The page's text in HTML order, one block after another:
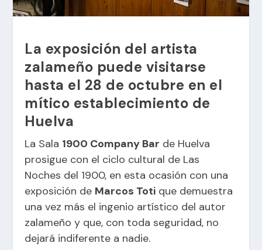
La exposición del artista
zalameño puede visitarse
hasta el 28 de octubre en el
mítico establecimiento de
Huelva
La Sala 1900 Company Bar de Huelva
prosigue con el ciclo cultural de Las
Noches del 1900, en esta ocasión con una
exposición de Marcos Toti que demuestra
una vez más el ingenio artístico del autor
zalameño y que, con toda seguridad, no
dejará indiferente a nadie.